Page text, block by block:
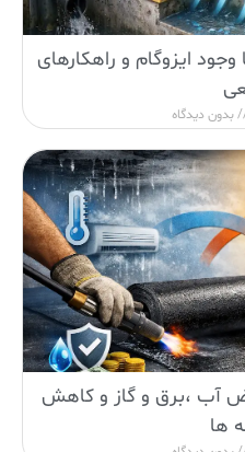
ایزوگام و راهکارهای
بدون دیدگاه
آب ،برق و گاز و کاهش
ها